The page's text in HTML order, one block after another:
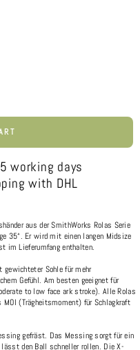
working days
with DHL
aus der SmithWorks Rolas Serie
35“. Er wird mit einen langen Midsize
im Lieferumfang enthalten.
Sohle für mehr
Gefühl. Am besten geeignet für
to low face ark stroke). Alle Rolas
(Trägheitsmoment) für Schlagkraft
gefräst. Das Messing sorgt für ein
den Ball schneller rollen. Die X-